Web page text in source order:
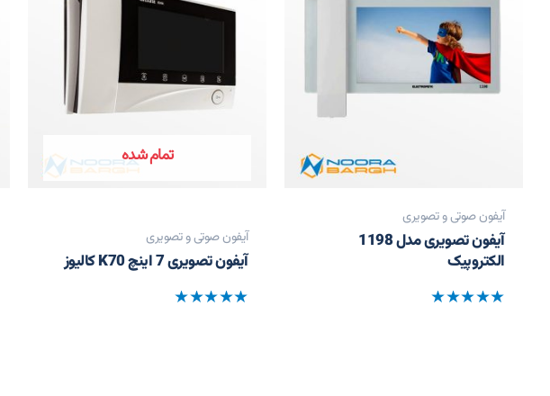
آیفون صوتی و تصویری
آیفون تصویری مدل 1198
الکتروپیک
تمام شده
آیفون صوتی و تصویری
آیفون تصویری 7 اینچ K70 کالیوز